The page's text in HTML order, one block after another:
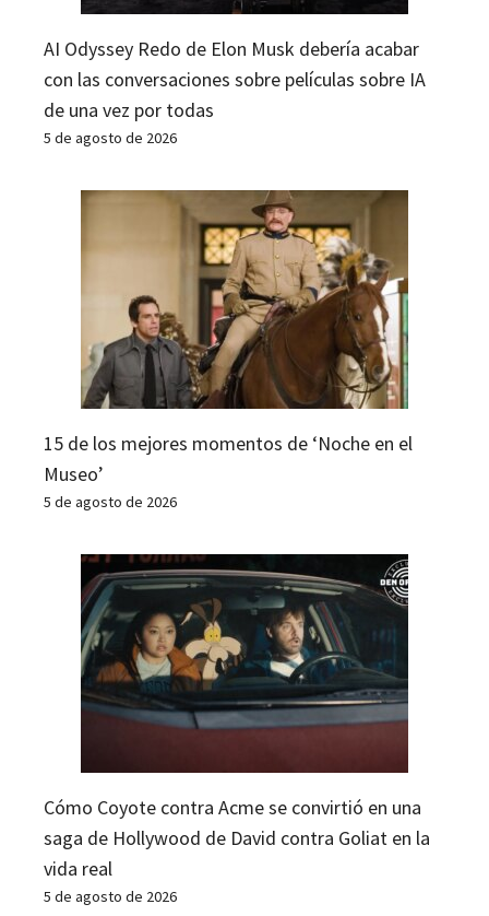
AI Odyssey Redo de Elon Musk debería acabar
con las conversaciones sobre películas sobre IA
de una vez por todas
5 de agosto de 2026
15 de los mejores momentos de ‘Noche en el
Museo’
5 de agosto de 2026
Cómo Coyote contra Acme se convirtió en una
saga de Hollywood de David contra Goliat en la
vida real
5 de agosto de 2026